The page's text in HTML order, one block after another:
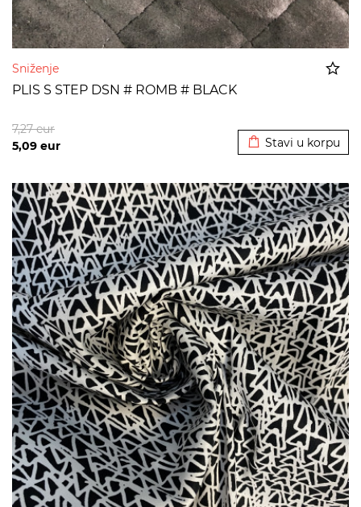
Sniženje
PLIS S STEP DSN # ROMB # BLACK
5,09 eur
7,27eur
Stavi u korpu